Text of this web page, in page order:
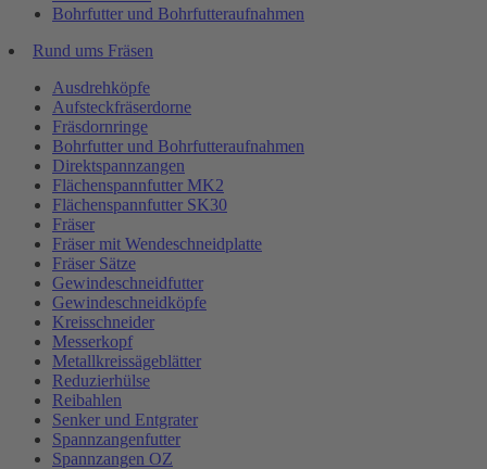
Bohrfutter und Bohrfutteraufnahmen
Rund ums Fräsen
Ausdrehköpfe
Aufsteckfräserdorne
Fräsdornringe
Bohrfutter und Bohrfutteraufnahmen
Direktspannzangen
Flächenspannfutter MK2
Flächenspannfutter SK30
Fräser
Fräser mit Wendeschneidplatte
Fräser Sätze
Gewindeschneidfutter
Gewindeschneidköpfe
Kreisschneider
Messerkopf
Metallkreissägeblätter
Reduzierhülse
Reibahlen
Senker und Entgrater
Spannzangenfutter
Spannzangen OZ